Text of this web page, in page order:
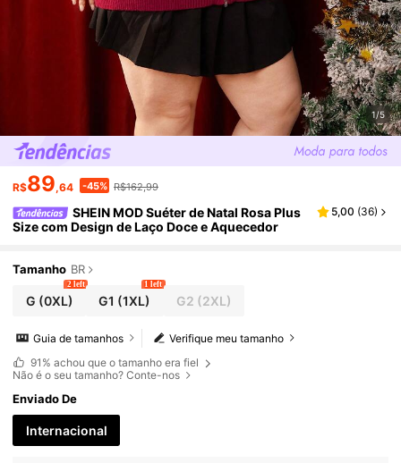
1/5
R$89,64 -45% R$162,99
SHEIN MOD Suéter de Natal Rosa Plus
Size com Design de Laço Doce e Aquecedor
5,00 (36)
Tamanho BR
G (0XL)
2 left
G1 (1XL)
1 left
G2 (2XL)
Verifique meu tamanho
Guia de tamanhos
91% achou que o tamanho era fiel
Não é o seu tamanho? Conte-nos
Enviado De
Internacional